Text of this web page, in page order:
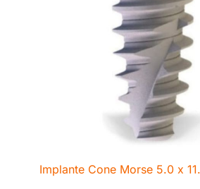
Implante Cone Morse 5.0 x